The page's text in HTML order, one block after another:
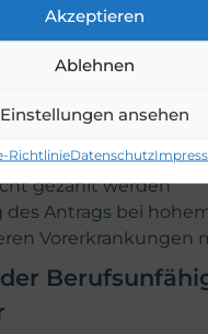
Akzeptieren
Ablehnen
Einstellungen ansehen
RichtlinieDatenschutz
und
bei
können bei
kann
gezahlt werden
Antrags bei
Vorerkrankungen